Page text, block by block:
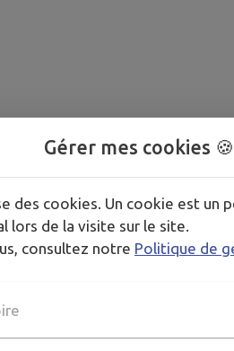
Gérer mes cookies 🍪
des cookies. Un cookie est un
lors de la visite sur le site.
consultez notre Politique de